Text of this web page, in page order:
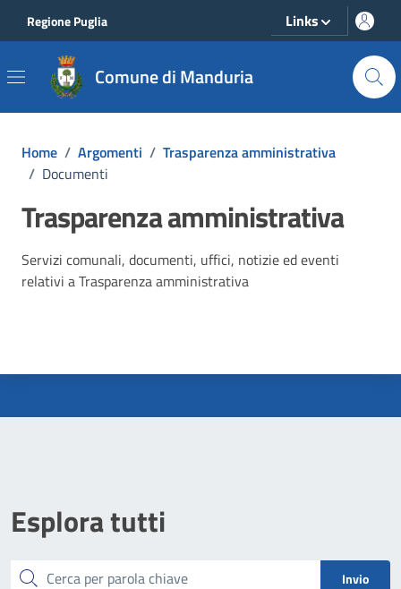
Regione Puglia Links
Comune di Manduria
Home / Argomenti / Trasparenza amministrativa
/ Documenti
Trasparenza amministrativa
Dettagli dell'argomento
Servizi comunali, documenti, uffici, notizie ed eventi
relativi a Trasparenza amministrativa
Esplora tutti
Cerca Invio